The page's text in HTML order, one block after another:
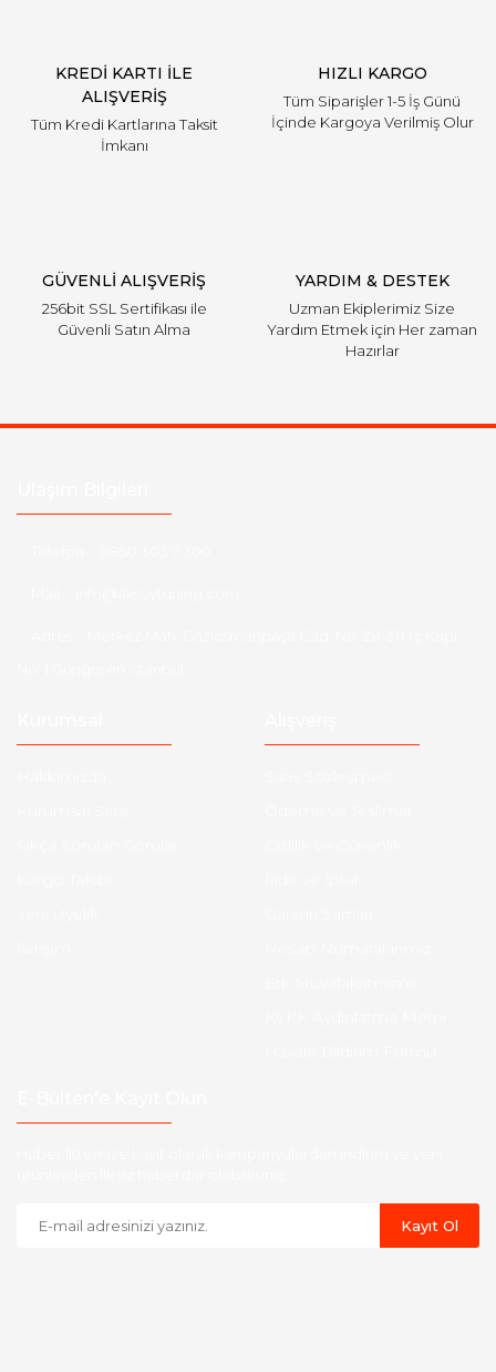
KREDİ KARTI İLE
ALIŞVERİŞ
Tüm Kredi Kartlarına Taksit
İmkanı
HIZLI KARGO
Tüm Siparişler 1-5 İş Günü
İçinde Kargoya Verilmiş Olur
GÜVENLİ ALIŞVERİŞ
256bit SSL Sertifikası ile
Güvenli Satın Alma
YARDIM & DESTEK
Uzman Ekiplerimiz Size
Yardım Etmek için Her zaman
Hazırlar
Kayıt Ol